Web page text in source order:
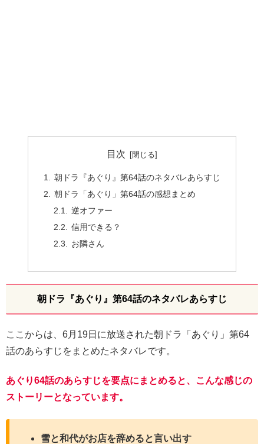
目次
朝ドラ『あぐり』第64話のネタバレあらすじ
朝ドラ「あぐり」第64話の感想まとめ
逆オファー
信用できる？
お隣さん
朝ドラ『あぐり』第64話のネタバレあらすじ
ここからは、6月19日に放送された朝ドラ「あぐり」第64
話のあらすじをまとめたネタバレです。
あぐり64話のあらすじを要点にまとめると、こんな感じの
ストーリーとなっています。
雪と和代がお店を辞めると言い出す